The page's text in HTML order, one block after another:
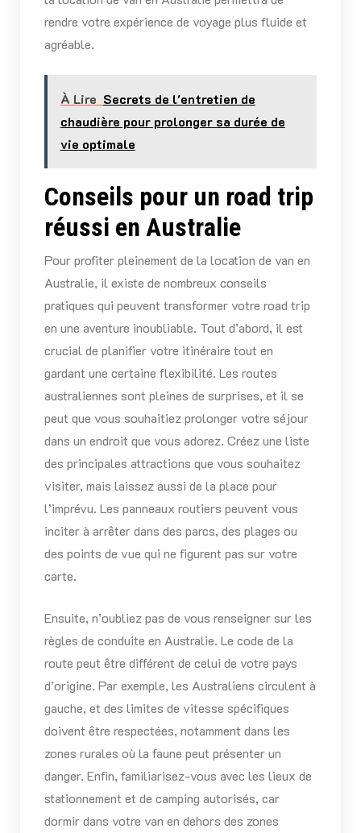
rendre votre expérience de voyage plus fluide et
agréable.
À Lire Secrets de l'entretien de
chaudière pour prolonger sa durée de
vie optimale
Conseils pour un road trip
réussi en Australie
Pour profiter pleinement de la location de van en
Australie, il existe de nombreux conseils
pratiques qui peuvent transformer votre road trip
en une aventure inoubliable. Tout d’abord, il est
crucial de planifier votre itinéraire tout en
gardant une certaine flexibilité. Les routes
australiennes sont pleines de surprises, et il se
peut que vous souhaitiez prolonger votre séjour
dans un endroit que vous adorez. Créez une liste
des principales attractions que vous souhaitez
visiter, mais laissez aussi de la place pour
l’imprévu. Les panneaux routiers peuvent vous
inciter à arrêter dans des parcs, des plages ou
des points de vue qui ne figurent pas sur votre
carte.
Ensuite, n’oubliez pas de vous renseigner sur les
règles de conduite en Australie. Le code de la
route peut être différent de celui de votre pays
d’origine. Par exemple, les Australiens circulent à
gauche, et des limites de vitesse spécifiques
doivent être respectées, notamment dans les
zones rurales où la faune peut présenter un
danger. Enfin, familiarisez-vous avec les lieux de
stationnement et de camping autorisés, car
dormir dans votre van en dehors des zones